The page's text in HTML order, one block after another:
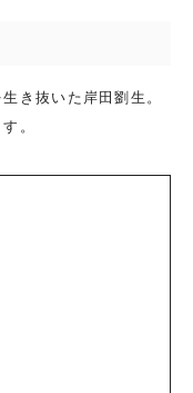
き抜いた岸田劉生。
。